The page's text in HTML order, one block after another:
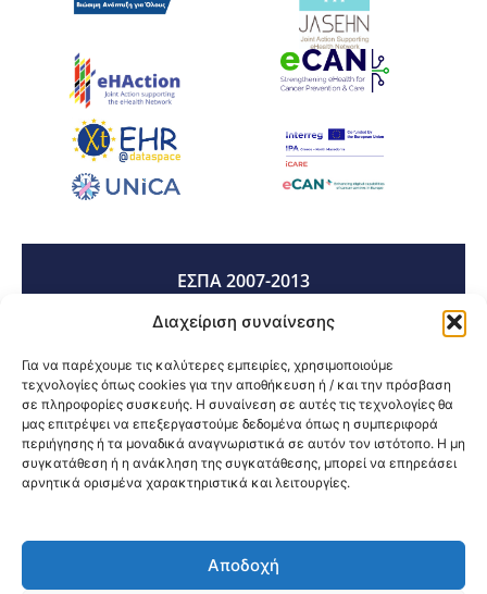
Διαχείριση συναίνεσης
Για να παρέχουμε τις καλύτερες εμπειρίες, χρησιμοποιούμε
τεχνολογίες όπως cookies για την αποθήκευση ή / και την πρόσβαση
σε πληροφορίες συσκευής. Η συναίνεση σε αυτές τις τεχνολογίες θα
μας επιτρέψει να επεξεργαστούμε δεδομένα όπως η συμπεριφορά
περιήγησης ή τα μοναδικά αναγνωριστικά σε αυτόν τον ιστότοπο. Η μη
συγκατάθεση ή η ανάκληση της συγκατάθεσης, μπορεί να επηρεάσει
αρνητικά ορισμένα χαρακτηριστικά και λειτουργίες.
Αποδοχή
ΕΣΠΑ 2007-2013
ΕΣΠΑ 2014-2020
ΕΣΠΑ 2021-2027
@2026 3ype.gr All rights reserved